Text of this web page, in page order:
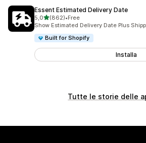
Essent Estimated Delivery Date
5,0stelle su 5
(862)
862 recensioni totali
•Free
Show Estimated Delivery Date Plus
Built for Shopify
Installa
Tutte le storie delle